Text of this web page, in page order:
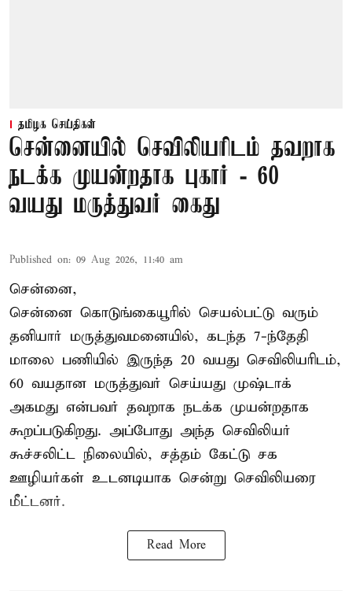
தமிழக செய்திகள்
சென்னையில் செவிலியரிடம் தவறாக
நடக்க முயன்றதாக புகார் - 60
வயது மருத்துவர் கைது
Published on: 09 Aug 2026, 11:40 am
சென்னை,
சென்னை கொடுங்கையூரில் செயல்பட்டு வரும்
தனியார் மருத்துவமனையில், கடந்த 7-ந்தேதி
மாலை பணியில் இருந்த 20 வயது செவிலியரிடம்,
60 வயதான மருத்துவர் செய்யது முஷ்டாக்
அகமது என்பவர் தவறாக நடக்க முயன்றதாக
கூறப்படுகிறது. அப்போது அந்த செவிலியர்
கூச்சலிட்ட நிலையில், சத்தம் கேட்டு சக
ஊழியர்கள் உடனடியாக சென்று செவிலியரை
மீட்டனர்.
Read More